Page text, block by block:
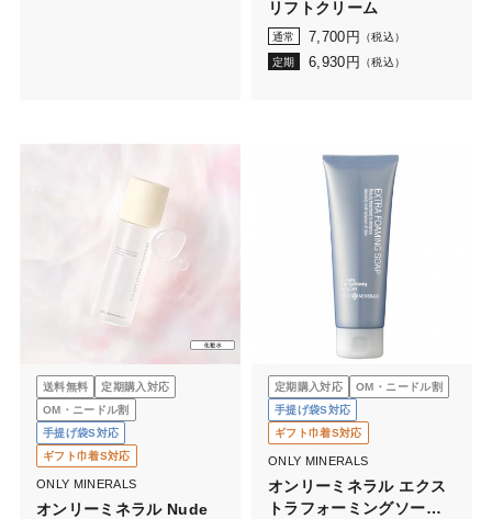
リフトクリーム
通常 7,700 円 （税込）
定期 6,930 円 （税込）
送料無料
定期購入対応
OM・ニードル割
手提げ袋S対応
ギフト巾着S対応
ONLY MINERALS
オンリーミネラル Nude
定期購入対応
OM・ニードル割
手提げ袋S対応
ギフト巾着S対応
ONLY MINERALS
オンリーミネラル エクス
トラフォーミングソープ